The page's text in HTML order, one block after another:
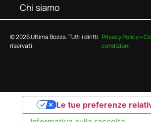
Chi siamo
© 2026 Ultima Bozza. Tutti i diritti
riservati.
Privacy Policy–
condizioni
Le tue preferenze